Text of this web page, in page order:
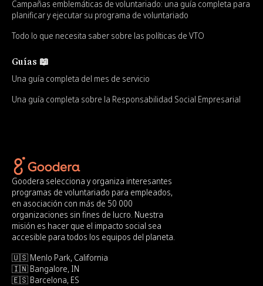
Campañas emblemáticas de voluntariado: una guía completa para
planificar y ejecutar su programa de voluntariado
Todo lo que necesita saber sobre las políticas de VTO
Guías 📖
Una guía completa del mes de servicio
Una guía completa sobre la Responsabilidad Social Empresarial
Goodera selecciona y organiza interesantes
programas de voluntariado para empleados,
en asociación con más de 50 000
organizaciones sin fines de lucro. Nuestra
misión es hacer que el impacto social sea
accesible para todos los equipos del planeta.
🇺🇸 Menlo Park, California
🇮🇳 Bangalore, IN
🇪🇸 Barcelona, ES